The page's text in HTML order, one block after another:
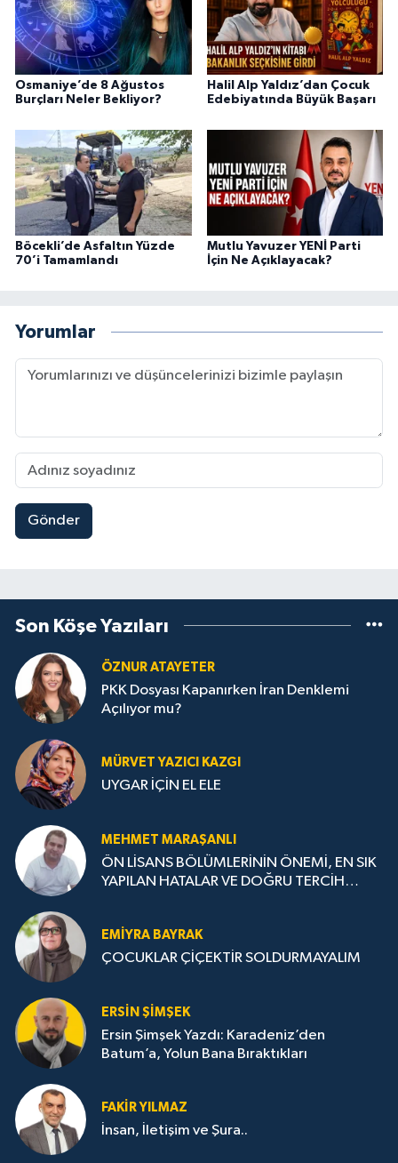
Osmaniye’de 8 Ağustos
Burçları Neler Bekliyor?
Halil Alp Yaldız’dan Çocuk
Edebiyatında Büyük Başarı
Böcekli’de Asfaltın Yüzde
70’i Tamamlandı
Mutlu Yavuzer YENİ Parti
İçin Ne Açıklayacak?
Yorumlar
Gönder
Son Köşe Yazıları
ÖZNUR ATAYETER
PKK Dosyası Kapanırken İran Denklemi
Açılıyor mu?
MÜRVET YAZICI KAZGI
UYGAR İÇİN EL ELE
MEHMET MARAŞANLI
ÖN LİSANS BÖLÜMLERİNİN ÖNEMİ, EN SIK
YAPILAN HATALAR VE DOĞRU TERCİH
EMIYRA BAYRAK
ÇOCUKLAR ÇİÇEKTİR SOLDURMAYALIM
ERSIN ŞIMŞEK
Ersin Şimşek Yazdı: Karadeniz’den
Batum’a, Yolun Bana Bıraktıkları
FAKIR YILMAZ
İnsan, İletişim ve Şura..